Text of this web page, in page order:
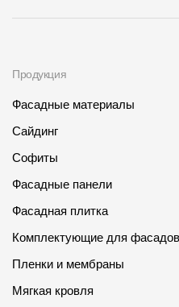
Продукция
Фасадные материалы
Сайдинг
Софиты
Фасадные панели
Фасадная плитка
Комплектующие для фасадов
Пленки и мембраны
Мягкая кровля